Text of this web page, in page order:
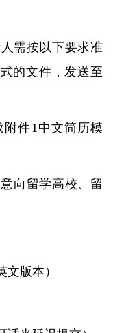
需按以下要求准
的文件，发送至
附件1中文简历模
向留学高校、留
文版本）